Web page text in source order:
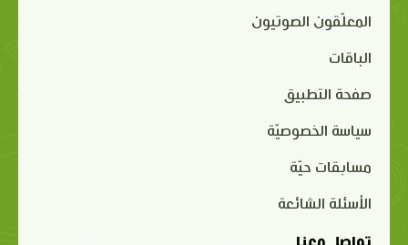
المعلّقون الصوتيون
الباقات
صفحة التطبيق
سياسة الخصوصيّة
مسابقات حيّة
الأسئلة الشائعة